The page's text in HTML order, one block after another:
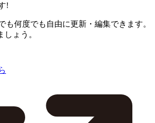
!
も何度でも自由に更新・編集できます。
しょう。